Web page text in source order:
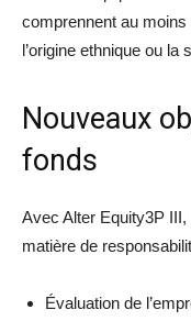
comprennent au
l’origine ethnique ou la
Nouveaux
fonds
Avec Alter Equity3P
matière de
Évaluation de